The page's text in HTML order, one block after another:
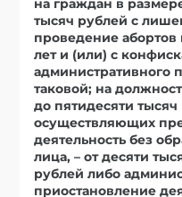
на граждан в
тысяч рублей с
проведение абортов
лет и (или) с
административного
таковой; на
до пятидесяти
осуществляющих
деятельность без
лица, – от десяти
рублей либо
приостановление